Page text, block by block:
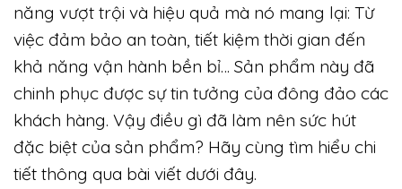
năng vượt trội và hiệu quả mà nó mang lại: Từ
việc đảm bảo an toàn, tiết kiệm thời gian đến
khả năng vận hành bền bỉ… Sản phẩm này đã
chinh phục được sự tin tưởng của đông đảo các
khách hàng. Vậy điều gì đã làm nên sức hút
đặc biệt của sản phẩm? Hãy cùng tìm hiểu chi
tiết thông qua bài viết dưới đây.